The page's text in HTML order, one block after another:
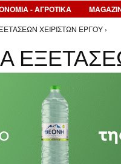
- ΑΓΡΟΤΙΚΑ
ΧΕΙΡΙΣΤΩΝ ΕΡΓΟΥ ›